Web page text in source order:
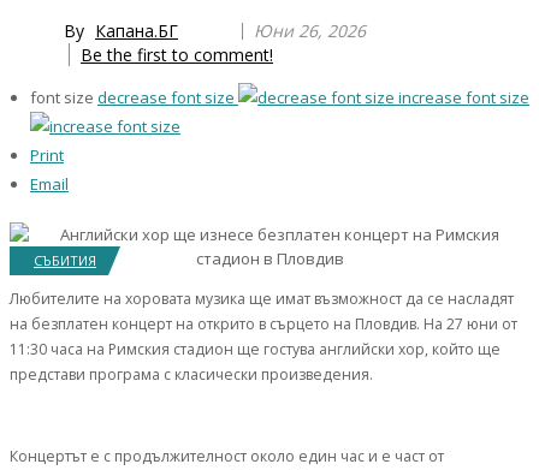
By Капана.БГ
Юни 26, 2026
Be the first to comment!
font size decrease font size increase font size
Print
Email
СЪБИТИЯ
Любителите на хоровата музика ще имат възможност да се насладят
на безплатен концерт на открито в сърцето на Пловдив. На 27 юни от
11:30 часа на Римския стадион ще гостува английски хор, който ще
представи програма с класически произведения.
Концертът е с продължителност около един час и е част от